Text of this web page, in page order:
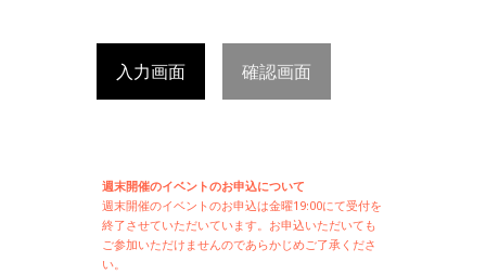
入力画面 確認画面
週末開催のイベントのお申込について
週末開催のイベントのお申込は金曜19:00にて受付を
終了させていただいています。お申込いただいても
ご参加いただけませんのであらかじめご了承くださ
い。